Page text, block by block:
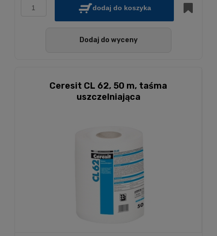
dodaj do koszyka
Dodaj do wyceny
Ceresit CL 62, 50 m, taśma
uszczelniająca